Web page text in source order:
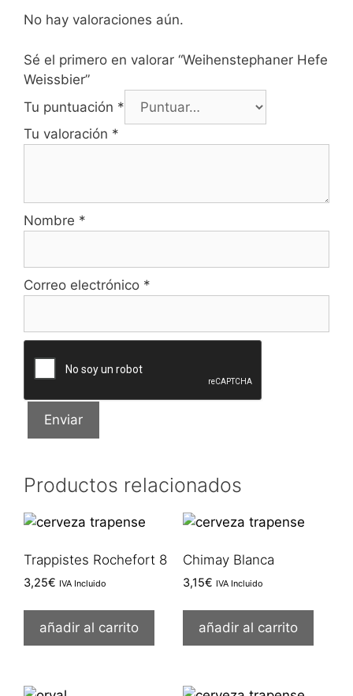
No hay valoraciones aún.
Sé el primero en valorar “Weihenstephaner Hefe
Weissbier”
Tu puntuación *
Tu valoración *
Nombre *
Correo electrónico *
Productos relacionados
Trappistes Rochefort 8
3,25€ IVA Incluido
añadir al carrito
Chimay Blanca
3,15€ IVA Incluido
añadir al carrito